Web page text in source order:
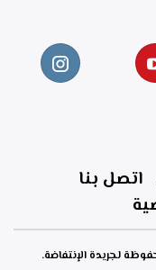
اتصل بنا